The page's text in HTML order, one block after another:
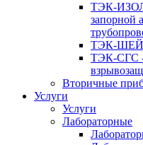
ТЭК-ИЗОЛ
запорной
ТЭК-ШЕЙД
ТЭК-СГС -
Вторичные
Услуги
Услуги
Лабораторные